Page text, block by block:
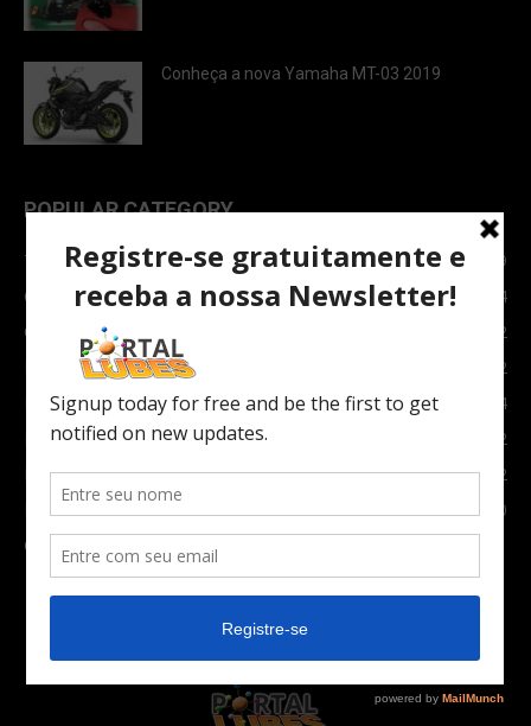
Conheça a nova Yamaha MT-03 2019
POPULAR CATEGORY
TOPNEWS
7089
Carro e Moto
3764
Carro
2082
Notícias
1852
Indústria
1024
Moto
972
Economia
672
Newsletter
630
Carros Verdes e Novas tecnologias automotivas